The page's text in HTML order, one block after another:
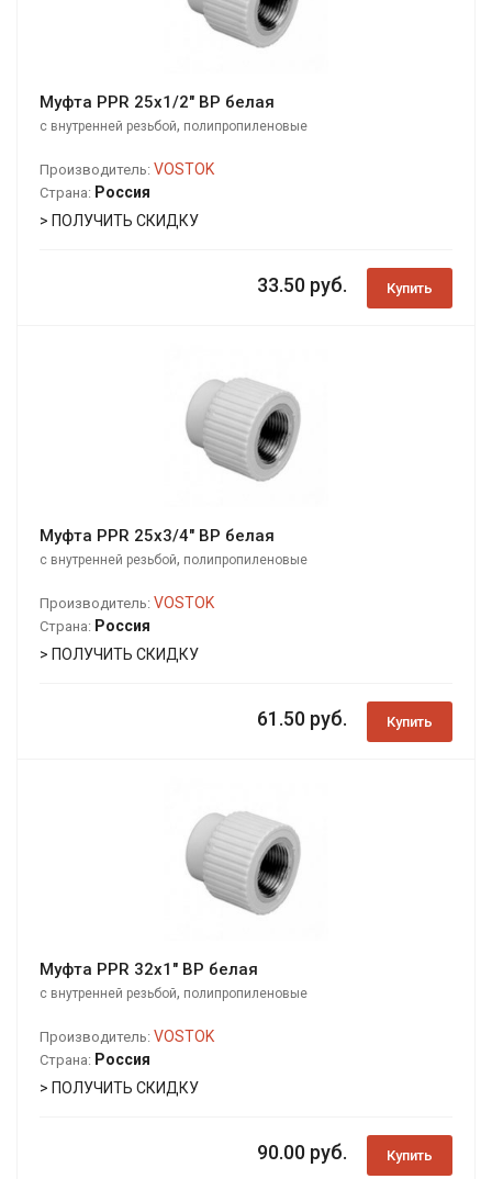
Муфта PPR 25х1/2" ВР белая
с внутренней резьбой, полипропиленовые
Производитель: VOSTOK
Страна: Россия
> ПОЛУЧИТЬ СКИДКУ
33.50 руб. Купить
Муфта PPR 25х3/4" ВР белая
с внутренней резьбой, полипропиленовые
Производитель: VOSTOK
Страна: Россия
> ПОЛУЧИТЬ СКИДКУ
61.50 руб. Купить
Муфта PPR 32х1" ВР белая
с внутренней резьбой, полипропиленовые
Производитель: VOSTOK
Страна: Россия
> ПОЛУЧИТЬ СКИДКУ
90.00 руб. Купить